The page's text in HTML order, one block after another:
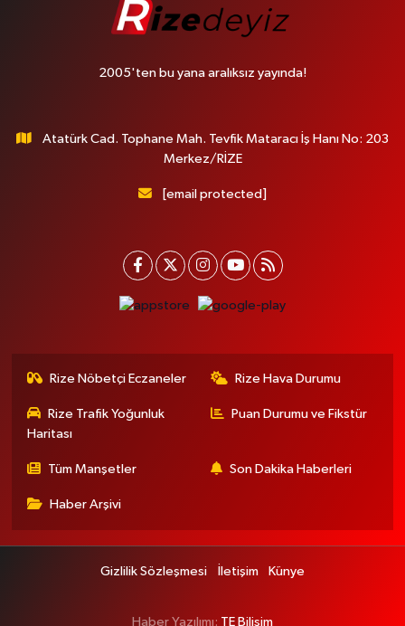
2005'ten bu yana aralıksız yayında!
Atatürk Cad. Tophane Mah. Tevfik Mataracı İş Hanı No: 203
Merkez/RİZE
[email protected]
Rize Nöbetçi Eczaneler Rize Hava Durumu
Rize Trafik Yoğunluk
Haritası
Puan Durumu ve Fikstür
Tüm Manşetler Son Dakika Haberleri
Haber Arşivi
Gizlilik Sözleşmesi İletişim Künye
Haber Yazılımı: TE Bilişim